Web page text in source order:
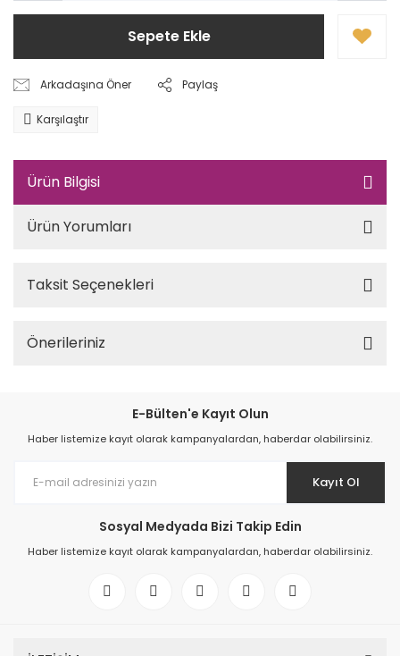
Sepete Ekle
Arkadaşına Öner Paylaş
Karşılaştır
Ürün Bilgisi
Ürün Yorumları
Taksit Seçenekleri
Önerileriniz
E-Bülten'e Kayıt Olun
Haber listemize kayıt olarak kampanyalardan, haberdar olabilirsiniz.
Kayıt Ol
Sosyal Medyada Bizi Takip Edin
Haber listemize kayıt olarak kampanyalardan, haberdar olabilirsiniz.